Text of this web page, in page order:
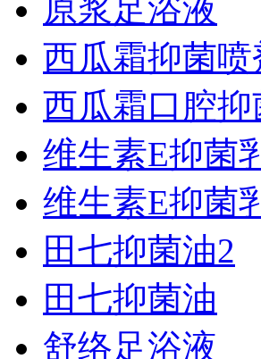
原浆足浴液
西瓜霜抑菌喷
西瓜霜口腔抑
维生素E抑菌
维生素E抑菌
田七抑菌油2
田七抑菌油
舒络足浴液